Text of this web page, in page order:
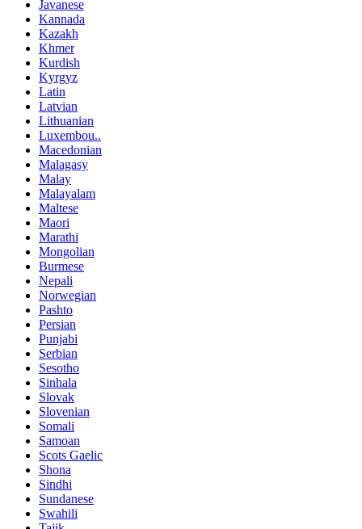
Javanese
Kannada
Kazakh
Khmer
Kurdish
Kyrgyz
Latin
Latvian
Lithuanian
Luxembou..
Macedonian
Malagasy
Malay
Malayalam
Maltese
Maori
Marathi
Mongolian
Burmese
Nepali
Norwegian
Pashto
Persian
Punjabi
Serbian
Sesotho
Sinhala
Slovak
Slovenian
Somali
Samoan
Scots Gaelic
Shona
Sindhi
Sundanese
Swahili